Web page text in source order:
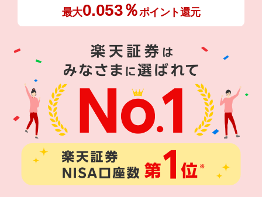
最大0.053％ポイント還元